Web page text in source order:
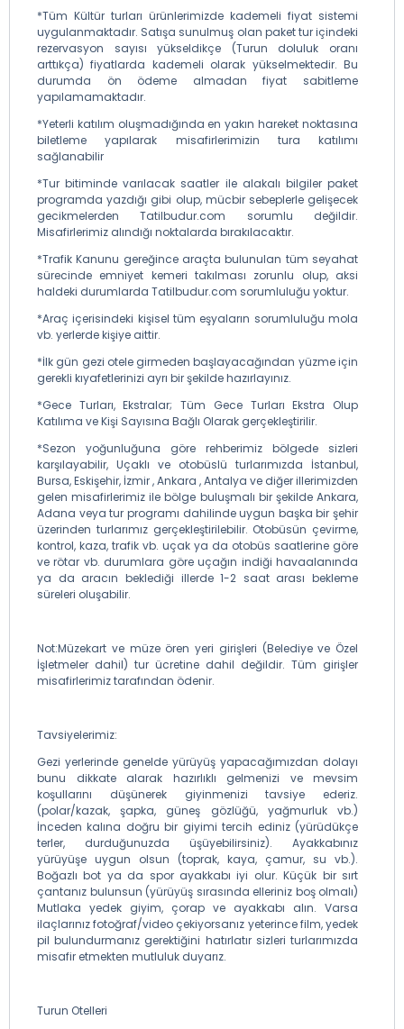
*Tüm Kültür turları ürünlerimizde kademeli fiyat sistemi
uygulanmaktadır. Satışa sunulmuş olan paket tur içindeki
rezervasyon sayısı yükseldikçe (Turun doluluk oranı
arttıkça) fiyatlarda kademeli olarak yükselmektedir. Bu
durumda ön ödeme almadan fiyat sabitleme
yapılamamaktadır.
*Yeterli katılım oluşmadığında en yakın hareket noktasına
biletleme yapılarak misafirlerimizin tura katılımı
sağlanabilir
*Tur bitiminde varılacak saatler ile alakalı bilgiler paket
programda yazdığı gibi olup, mücbir sebeplerle gelişecek
gecikmelerden Tatilbudur.com sorumlu değildir.
Misafirlerimiz alındığı noktalarda bırakılacaktır.
*Trafik Kanunu gereğince araçta bulunulan tüm seyahat
sürecinde emniyet kemeri takılması zorunlu olup, aksi
haldeki durumlarda Tatilbudur.com sorumluluğu yoktur.
*Araç içerisindeki kişisel tüm eşyaların sorumluluğu mola
vb. yerlerde kişiye aittir.
*İlk gün gezi otele girmeden başlayacağından yüzme için
gerekli kıyafetlerinizi ayrı bir şekilde hazırlayınız.
*Gece Turları, Ekstralar; Tüm Gece Turları Ekstra Olup
Katılıma ve Kişi Sayısına Bağlı Olarak gerçekleştirilir.
*Sezon yoğunluğuna göre rehberimiz bölgede sizleri
karşılayabilir, Uçaklı ve otobüslü turlarımızda İstanbul,
Bursa, Eskişehir, İzmir , Ankara , Antalya ve diğer illerimizden
gelen misafirlerimiz ile bölge buluşmalı bir şekilde Ankara,
Adana veya tur programı dahilinde uygun başka bir şehir
üzerinden turlarımız gerçekleştirilebilir. Otobüsün çevirme,
kontrol, kaza, trafik vb. uçak ya da otobüs saatlerine göre
ve rötar vb. durumlara göre uçağın indiği havaalanında
ya da aracın beklediği illerde 1-2 saat arası bekleme
süreleri oluşabilir.
Not:Müzekart ve müze ören yeri girişleri (Belediye ve Özel
İşletmeler dahil) tur ücretine dahil değildir. Tüm girişler
misafirlerimiz tarafından ödenir.
Tavsiyelerimiz:
Gezi yerlerinde genelde yürüyüş yapacağımızdan dolayı
bunu dikkate alarak hazırlıklı gelmenizi ve mevsim
koşullarını düşünerek giyinmenizi tavsiye ederiz.
(polar/kazak, şapka, güneş gözlüğü, yağmurluk vb.)
İnceden kalına doğru bir giyimi tercih ediniz (yürüdükçe
terler, durduğunuzda üşüyebilirsiniz). Ayakkabınız
yürüyüşe uygun olsun (toprak, kaya, çamur, su vb.).
Boğazlı bot ya da spor ayakkabı iyi olur. Küçük bir sırt
çantanız bulunsun (yürüyüş sırasında elleriniz boş olmalı)
Mutlaka yedek giyim, çorap ve ayakkabı alın. Varsa
ilaçlarınız fotoğraf/video çekiyorsanız yeterince film, yedek
pil bulundurmanız gerektiğini hatırlatır sizleri turlarımızda
misafir etmekten mutluluk duyarız.
Turun Otelleri